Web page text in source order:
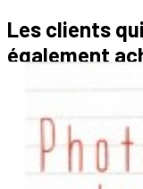
Les clients
également